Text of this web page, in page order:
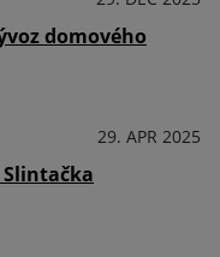
domového
29. APR 2025